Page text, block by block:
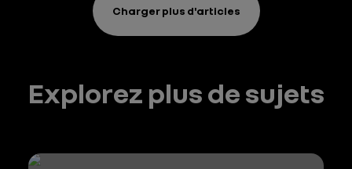
stratégie
Charger plus d'articles
Explorez plus de sujets